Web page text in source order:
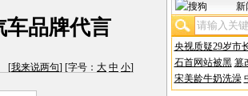
车品牌代言
[我来说两句] [字号： 大 中 小]
新
央视质疑29岁市
石首网站被黑 篡
宋美龄牛奶洗澡